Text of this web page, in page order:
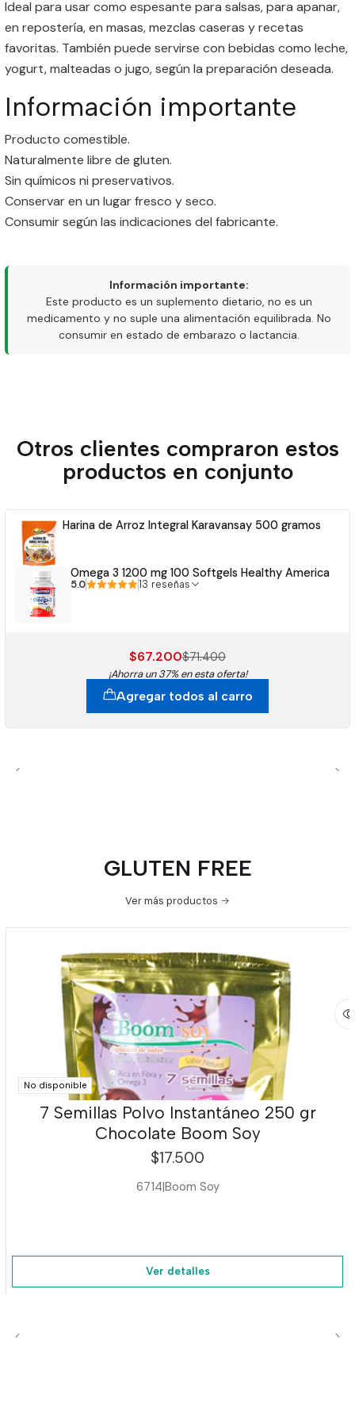
Ideal para usar como espesante para salsas, para apanar,
en repostería, en masas, mezclas caseras y recetas
favoritas. También puede servirse con bebidas como leche,
yogurt, malteadas o jugo, según la preparación deseada.
Información importante
Producto comestible.
Naturalmente libre de gluten.
Sin químicos ni preservativos.
Conservar en un lugar fresco y seco.
Consumir según las indicaciones del fabricante.
Información importante:
Este producto es un suplemento dietario, no es un
medicamento y no suple una alimentación equilibrada. No
consumir en estado de embarazo o lactancia.
Otros clientes compraron estos
productos en conjunto
Harina de Arroz Integral Karavansay 500 gramos
Omega 3 1200 mg 100 Softgels Healthy America
5.0 13 reseñas
$67.200$71.400
¡Ahorra un 37% en esta oferta!
Agregar todos al carro
GLUTEN FREE
Ver más productos
No disponible
7 Semillas Polvo Instantáneo 250 gr
Chocolate Boom Soy
$17.500
6714|Boom Soy
Ver detalles